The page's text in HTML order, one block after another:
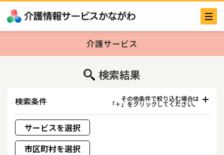
介護サービス
検索結果
検索条件 その他条件で絞り込む場合は
「＋」をクリックしてください。
サービスを選択
市区町村を選択